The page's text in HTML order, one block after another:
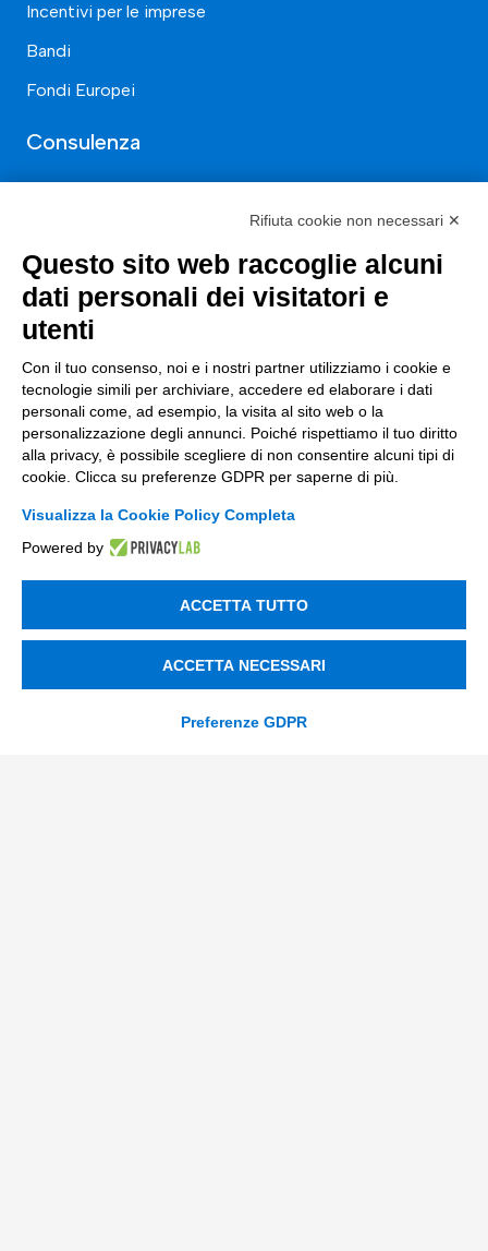
Incentivi per le imprese
Bandi
Fondi Europei
Consulenza
Nuovi Mercati
Innovazione di prodotto e processo
Data & BI
Trasformazione Digitale
Compliance Normativa Integrata
Soluzioni Digitali
Soluzioni AI
Rifiuta cookie non necessari ✕
Questo sito web raccoglie alcuni
dati personali dei visitatori e
utenti
Con il tuo consenso, noi e i nostri partner utilizziamo i cookie e
tecnologie simili per archiviare, accedere ed elaborare i dati
personali come, ad esempio, la visita al sito web o la
personalizzazione degli annunci. Poiché rispettiamo il tuo diritto
alla privacy, è possibile scegliere di non consentire alcuni tipi di
cookie. Clicca su preferenze GDPR per saperne di più.
Visualizza la Cookie Policy Completa
Powered by
ACCETTA TUTTO
ACCETTA NECESSARI
Preferenze GDPR